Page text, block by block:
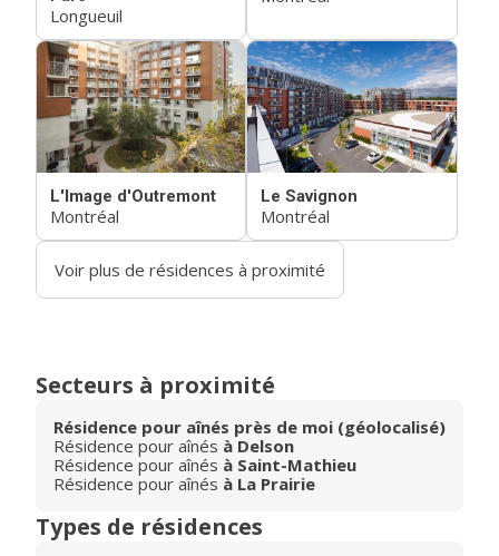
Longueuil
L'Image d'Outremont
Montréal
Le Savignon
Montréal
Voir plus de résidences à proximité
Secteurs à proximité
Résidence pour aînés près de moi (géolocalisé)
Résidence pour aînés à Delson
Résidence pour aînés à Saint-Mathieu
Résidence pour aînés à La Prairie
Types de résidences